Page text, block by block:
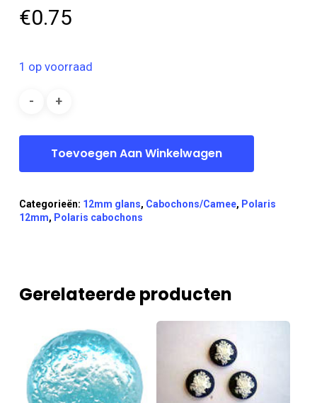
€0.75
1 op voorraad
Toevoegen Aan Winkelwagen
Categorieën: 12mm glans, Cabochons/Camee, Polaris
12mm, Polaris cabochons
Gerelateerde producten